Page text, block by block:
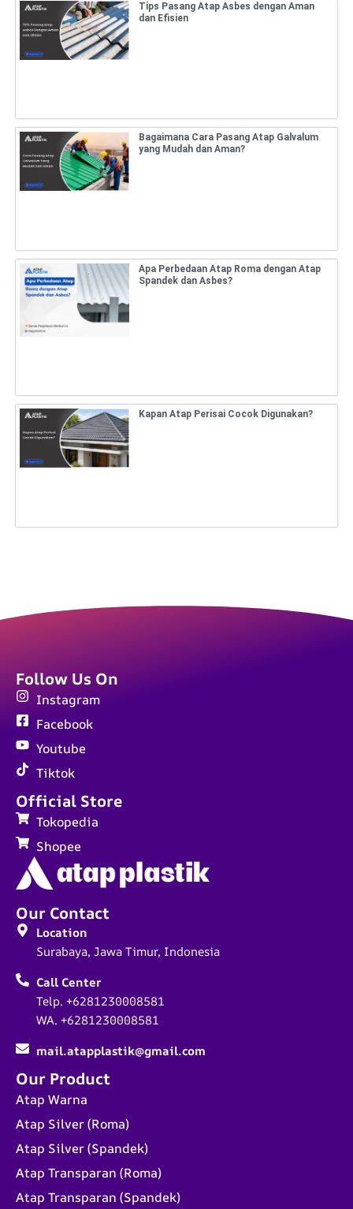
Tips Pasang Atap Asbes dengan Aman
dan Efisien
Bagaimana Cara Pasang Atap Galvalum
yang Mudah dan Aman?
Apa Perbedaan Atap Roma dengan Atap
Spandek dan Asbes?
Kapan Atap Perisai Cocok Digunakan?
Our Product
Atap Warna
Atap Silver (Roma)
Atap Silver (Spandek)
Atap Transparan (Roma)
Atap Transparan (Spandek)
Our Contact
Location
Surabaya, Jawa Timur, Indonesia
Call Center
Telp. +6281230008581
WA. +6281230008581
mail.atapplastik@gmail.com
Official Store
Tokopedia
Shopee
Follow Us On
Instagram
Facebook
Youtube
Tiktok